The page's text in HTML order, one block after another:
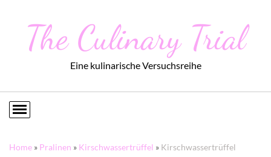
The Culinary Trial
Eine kulinarische Versuchsreihe
Home » Pralinen » Kirschwassertrüffel » Kirschwassertrüffel